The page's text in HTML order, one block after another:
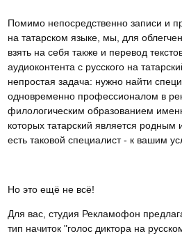
Помимо непосредственно записи и
на татарском языке, мы, для
взять на себя также и перевод
аудиоконтента с русского на
непростая задача: нужно найти
одновременно профессионалом в
филологическим образованием
которых татарский является
есть таковой специалист - к вашим
Но это ещё не всё!
Для вас, студия Рекламофон
тип начиток "голос диктора на